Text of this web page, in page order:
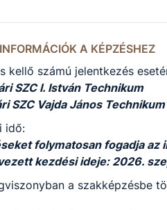
A KÉPZÉSHEZ
kellő számú jelentkezés
SZC I. István Technikum
SZC Vajda János Technikum
idő:
folymatosan fogadja az
kezdési ideje: 2026.
a szakképzésbe